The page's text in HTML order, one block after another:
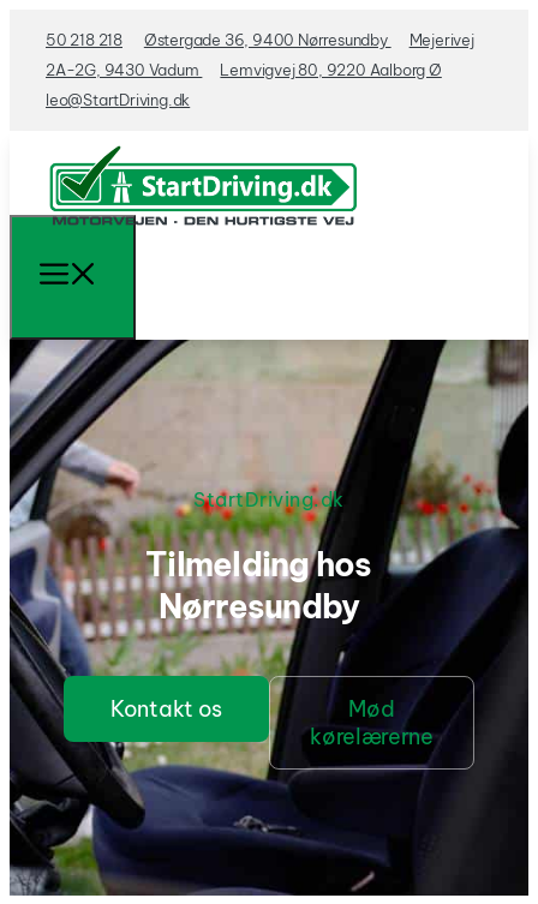
50 218 218 Østergade 36, 9400 Nørresundby
Mejerivej
2A-2G, 9430 Vadum
Lemvigvej 80, 9220 Aalborg Ø
leo@StartDriving.dk
StartDriving.dk
Tilmelding hos
Nørresundby
Kontakt os
Mød
kørelærerne